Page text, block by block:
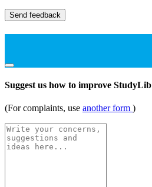
Send feedback
Suggest us how to improve StudyLib
(For complaints, use another form )